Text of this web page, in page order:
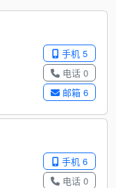
手机 5
电话 0
邮箱 6
手机 6
电话 0